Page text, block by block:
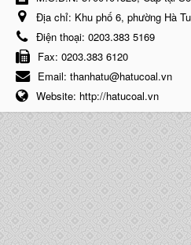
Địa chỉ: Khu phố 6, phường Hà
Điện thoại: 0203.383 5169
Fax: 0203.383 6120
Email: thanhatu@hatucoal.vn
Website: http://hatucoal.vn